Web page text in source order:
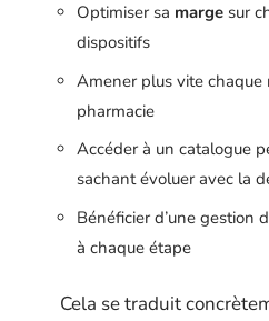
Optimiser sa marge sur
dispositifs
Amener plus vite chaque
pharmacie
Accéder à un catalogue
sachant évoluer avec la
Bénéficier d’une gestion
à chaque étape
Cela se traduit